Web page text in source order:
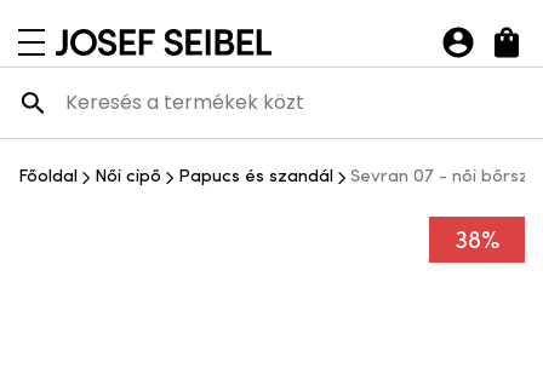
navigációs menü megnyitása
Josef Seibel Webshop
Főoldal Női cipő Papucs és szandál Sevran 07 - női
38%